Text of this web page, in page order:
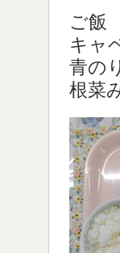
ご飯
キャ
青の
根菜